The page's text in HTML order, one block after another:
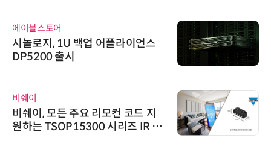
에이블스토어
시놀로지, 1U 백업 어플라이언스
DP5200 출시
비쉐이
비쉐이, 모든 주요 리모컨 코드 지
원하는 TSOP15300 시리즈 IR 수